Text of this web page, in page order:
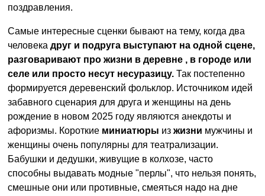
поздравления.
Самые интересные сценки бывают на тему, когда два
человека друг и подруга выступают на одной сцене,
разговаривают про жизни в деревне , в городе или
селе или просто несут несуразицу. Так постепенно
формируется деревенский фольклор. Источником идей
забавного сценария для друга и женщины на день
рождение в новом 2025 году являются анекдоты и
афоризмы. Короткие миниатюры из жизни мужчины и
женщины очень популярны для театрализации.
Бабушки и дедушки, живущие в колхозе, часто
способны выдавать модные "перлы", что нельзя понять,
смешные они или противные, смеяться надо на дне